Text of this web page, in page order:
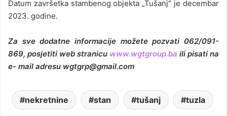
Datum završetka stambenog objekta „Tušanj“ je decembar
2023. godine.
Za sve dodatne informacije možete pozvati 062/091-
869, posjetiti web stranicu www.wgtgroup.ba ili pisati na
e- mail adresu wgtgrp@gmail.com
nekretnine stan tušanj tuzla